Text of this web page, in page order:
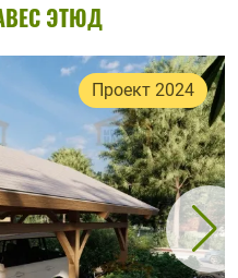
ЭТЮД
Проект 2024